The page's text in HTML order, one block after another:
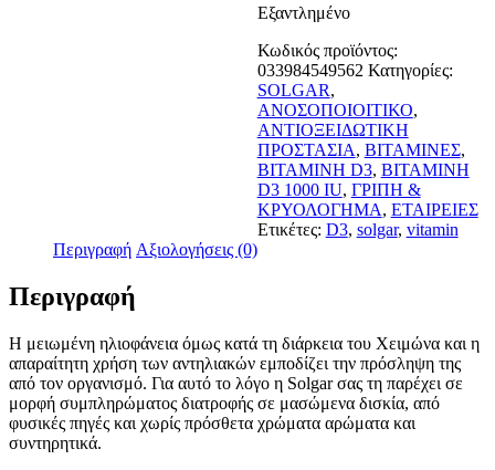
Εξαντλημένο
Κωδικός προϊόντος:
033984549562 Κατηγορίες:
SOLGAR,
ΑΝΟΣΟΠΟΙΟΙΤΙΚΟ,
ΑΝΤΙΟΞΕΙΔΩΤΙΚΗ
ΠΡΟΣΤΑΣΙΑ, ΒΙΤΑΜΙΝΕΣ,
ΒΙΤΑΜΙΝΗ D3, ΒΙΤΑΜΙΝΗ
D3 1000 IU, ΓΡΙΠΗ &
ΚΡΥΟΛΟΓΗΜΑ, ΕΤΑΙΡΕΙΕΣ
Ετικέτες: D3, solgar, vitamin
Περιγραφή Αξιολογήσεις (0)
Περιγραφή
Η μειωμένη ηλιοφάνεια όμως κατά τη διάρκεια του Χειμώνα και η
απαραίτητη χρήση των αντηλιακών εμποδίζει την πρόσληψη της
από τον οργανισμό. Για αυτό το λόγο η Solgar σας τη παρέχει σε
μορφή συμπληρώματος διατροφής σε μασώμενα δισκία, από
φυσικές πηγές και χωρίς πρόσθετα χρώματα αρώματα και
συντηρητικά.